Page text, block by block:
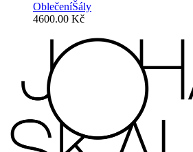
OblečeníŠály
4600.00 Kč